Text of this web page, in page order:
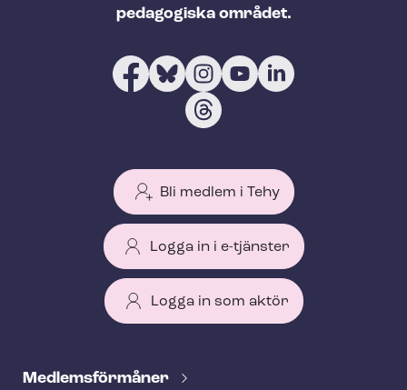
pedagogiska området.
Bli medlem i Tehy
Logga in i e-tjänster
Logga in som aktör
e
Med­lems­för­må­ner